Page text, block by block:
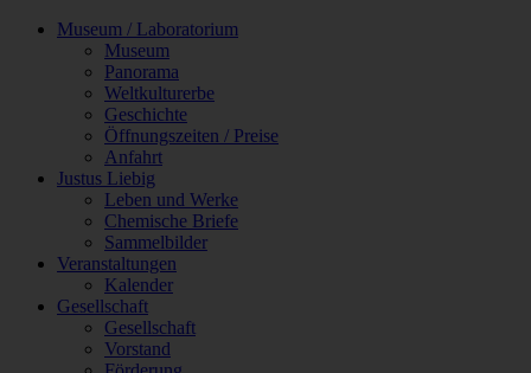
Museum / Laboratorium
Museum
Panorama
Weltkulturerbe
Geschichte
Öffnungszeiten / Preise
Anfahrt
Justus Liebig
Leben und Werke
Chemische Briefe
Sammelbilder
Veranstaltungen
Kalender
Gesellschaft
Gesellschaft
Vorstand